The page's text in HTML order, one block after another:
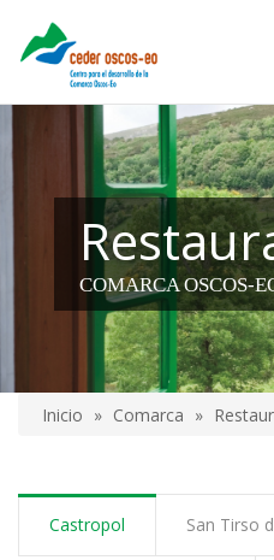
contenido
COMARCA OSCOS-
enlaces
de
Inicio Comarca
Castropol San Tirso